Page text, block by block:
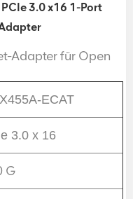
3.0 x16 1-Port
Adapter für Open
ECAT
3.0 x 16
G